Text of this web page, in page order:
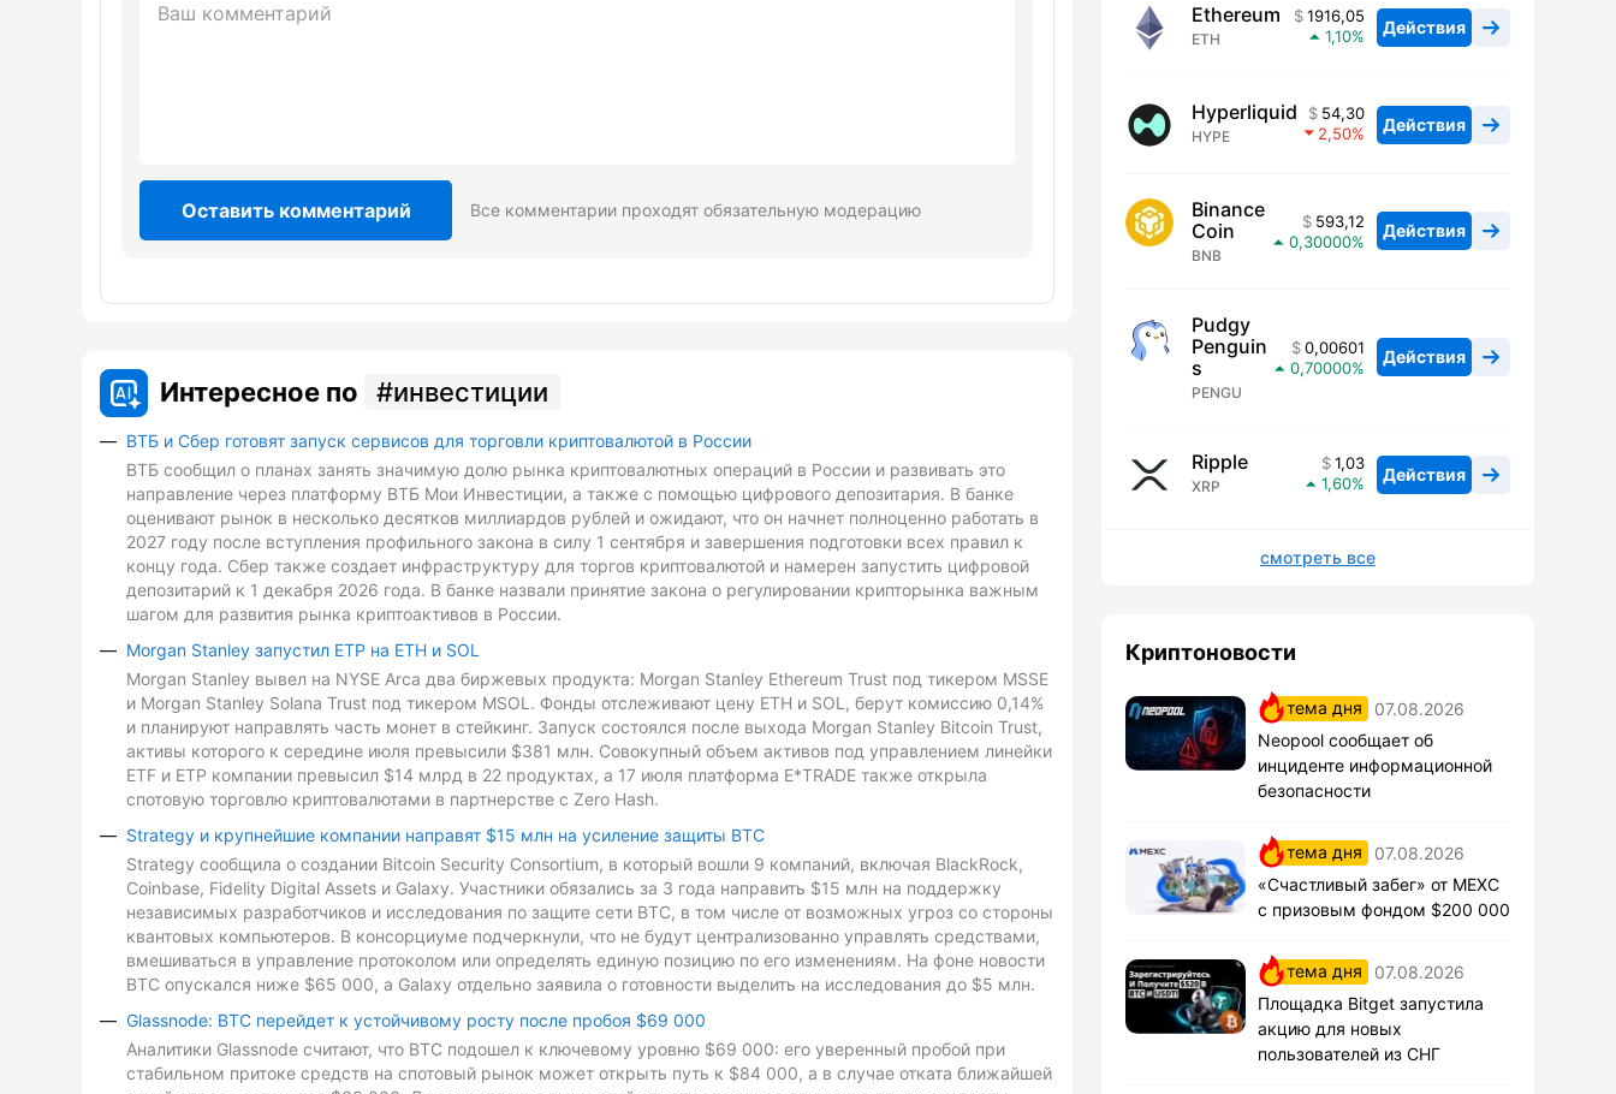
Оставить комментарий Все комментарии проходят обязательную модерацию
Интересное по инвестиции
ВТБ и Сбер готовят запуск сервисов для торговли криптовалютой в России
ВТБ сообщил о планах занять значимую долю рынка криптовалютных операций в России и развивать это
направление через платформу ВТБ Мои Инвестиции, а также с помощью цифрового депозитария. В банке
оценивают рынок в несколько десятков миллиардов рублей и ожидают, что он начнет полноценно работать в
2027 году после вступления профильного закона в силу 1 сентября и завершения подготовки всех правил к
концу года. Сбер также создает инфраструктуру для торгов криптовалютой и намерен запустить цифровой
депозитарий к 1 декабря 2026 года. В банке назвали принятие закона о регулировании крипторынка важным
шагом для развития рынка криптоактивов в России.
Morgan Stanley запустил ETP на ETH и SOL
Morgan Stanley вывел на NYSE Arca два биржевых продукта: Morgan Stanley Ethereum Trust под тикером MSSE
и Morgan Stanley Solana Trust под тикером MSOL. Фонды отслеживают цену ETH и SOL, берут комиссию 0,14%
и планируют направлять часть монет в стейкинг. Запуск состоялся после выхода Morgan Stanley Bitcoin Trust,
активы которого к середине июля превысили $381 млн. Совокупный объем активов под управлением линейки
ETF и ETP компании превысил $14 млрд в 22 продуктах, а 17 июля платформа E*TRADE также открыла
спотовую торговлю криптовалютами в партнерстве с Zero Hash.
Strategy и крупнейшие компании направят $15 млн на усиление защиты BTC
Strategy сообщила о создании Bitcoin Security Consortium, в который вошли 9 компаний, включая BlackRock,
Coinbase, Fidelity Digital Assets и Galaxy. Участники обязались за 3 года направить $15 млн на поддержку
независимых разработчиков и исследования по защите сети BTC, в том числе от возможных угроз со стороны
квантовых компьютеров. В консорциуме подчеркнули, что не будут централизованно управлять средствами,
вмешиваться в управление протоколом или определять единую позицию по его изменениям. На фоне новости
BTC опускался ниже $65 000, а Galaxy отдельно заявила о готовности выделить на исследования до $5 млн.
Glassnode: BTC перейдет к устойчивому росту после пробоя $69 000
Аналитики Glassnode считают, что BTC подошел к ключевому уровню $69 000: его уверенный пробой при
стабильном притоке средств на спотовый рынок может открыть путь к $84 000, а в случае отката ближайшей
Ethereum
ETH
1916,05
1,10
Действия
Hyperliquid
HYPE
54,30
2,50
Действия
Binance
Coin
BNB
593,12
0,30000
Действия
Pudgy
Penguin
s
PENGU
0,00601
0,70000
Действия
Ripple
XRP
1,03
1,60
Действия
смотреть все
Криптоновости
тема дня
07.08.2026
Neopool сообщает об
инциденте информационной
безопасности
тема дня
07.08.2026
«Счастливый забег» от MEXC
с призовым фондом $200 000
тема дня
07.08.2026
Площадка Bitget запустила
акцию для новых
пользователей из СНГ